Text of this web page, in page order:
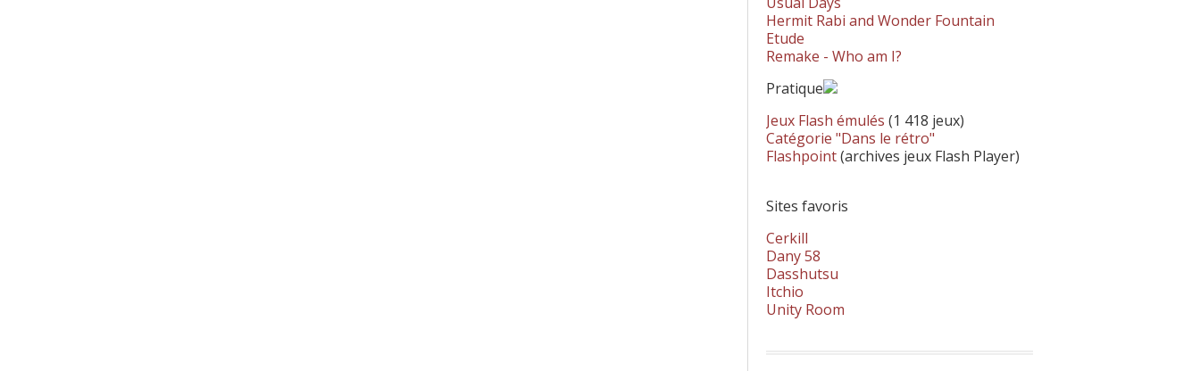
Hermit Rabi and Wonder Fountain
Etude
Remake - Who am I?
Pratique
Jeux Flash émulés (1 418 jeux)
Catégorie "Dans le rétro"
Flashpoint(archives jeux Flash Player)
Sites favoris
Cerkill
Dany 58
Dasshutsu
Itchio
Unity Room